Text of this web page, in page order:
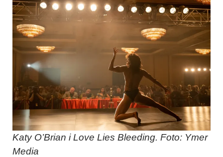
Katy O’Brian i Love Lies Bleeding. Foto: Ymer
Media